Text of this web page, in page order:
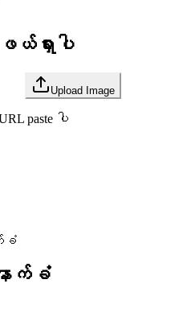
ယ်ရှားပါ
Upload Image
paste ပါ
ခံ
ာက်ခံ